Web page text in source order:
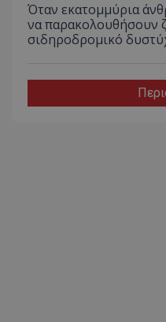
Όταν εκατομμύρια
να παρακολουθήσουν
σιδηροδρομικό